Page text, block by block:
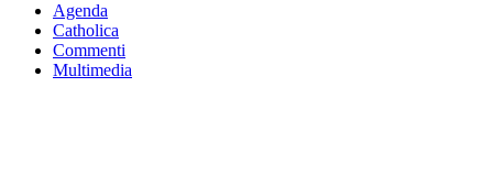
Agenda
Catholica
Commenti
Multimedia